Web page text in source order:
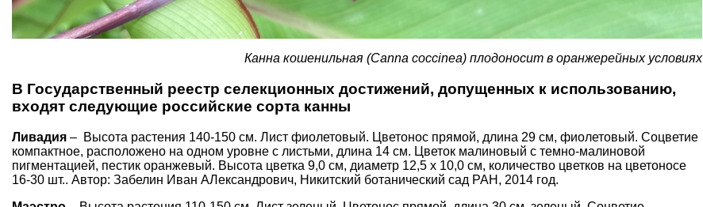
Канна кошенильная (Canna coccinea) плодоносит в оранжерейных условиях
В Государственный реестр селекционных достижений, допущенных к использованию,
входят следующие российские сорта канны
Ливадия – Высота растения 140-150 см. Лист фиолетовый. Цветонос прямой, длина 29 см, фиолетовый. Соцветие
компактное, расположено на одном уровне с листьми, длина 14 см. Цветок малиновый с темно-малиновой
пигментацией, пестик оранжевый. Высота цветка 9,0 см, диаметр 12,5 х 10,0 см, количество цветков на цветоносе
16-30 шт.. Автор: Забелин Иван АЛександрович, Никитский ботанический сад РАН, 2014 год.